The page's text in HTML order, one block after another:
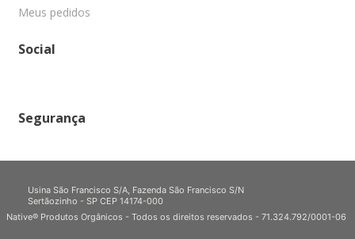
Meus pedidos
Social
Segurança
Usina São Francisco S/A, Fazenda São Francisco S/N
Sertãozinho - SP CEP 14174-000
Native® Produtos Orgânicos - Todos os direitos reservados - 71.324.792/0001-06